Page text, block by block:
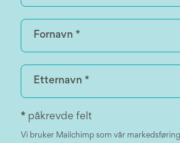
* påkrevde felt
Vi bruker Mailchimp som vår